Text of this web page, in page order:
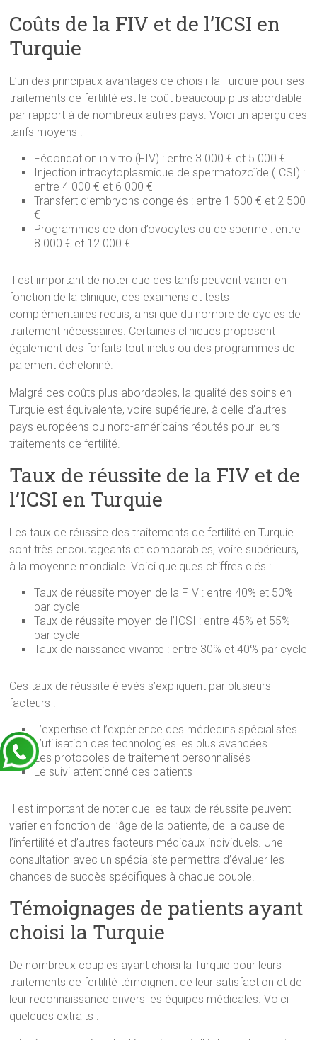
Coûts de la FIV et de l’ICSI en
Turquie
L’un des principaux avantages de choisir la Turquie pour ses
traitements de fertilité est le coût beaucoup plus abordable
par rapport à de nombreux autres pays. Voici un aperçu des
tarifs moyens :
Fécondation in vitro (FIV) : entre 3 000 € et 5 000 €
Injection intracytoplasmique de spermatozoïde (ICSI) :
entre 4 000 € et 6 000 €
Transfert d’embryons congelés : entre 1 500 € et 2 500
€
Programmes de don d’ovocytes ou de sperme : entre
8 000 € et 12 000 €
Il est important de noter que ces tarifs peuvent varier en
fonction de la clinique, des examens et tests
complémentaires requis, ainsi que du nombre de cycles de
traitement nécessaires. Certaines cliniques proposent
également des forfaits tout inclus ou des programmes de
paiement échelonné.
Malgré ces coûts plus abordables, la qualité des soins en
Turquie est équivalente, voire supérieure, à celle d’autres
pays européens ou nord-américains réputés pour leurs
traitements de fertilité.
Taux de réussite de la FIV et de
l’ICSI en Turquie
Les taux de réussite des traitements de fertilité en Turquie
sont très encourageants et comparables, voire supérieurs,
à la moyenne mondiale. Voici quelques chiffres clés :
Taux de réussite moyen de la FIV : entre 40% et 50%
par cycle
Taux de réussite moyen de l’ICSI : entre 45% et 55%
par cycle
Taux de naissance vivante : entre 30% et 40% par cycle
Ces taux de réussite élevés s’expliquent par plusieurs
facteurs :
L’expertise et l’expérience des médecins spécialistes
L’utilisation des technologies les plus avancées
Les protocoles de traitement personnalisés
Le suivi attentionné des patients
Il est important de noter que les taux de réussite peuvent
varier en fonction de l’âge de la patiente, de la cause de
l’infertilité et d’autres facteurs médicaux individuels. Une
consultation avec un spécialiste permettra d’évaluer les
chances de succès spécifiques à chaque couple.
Témoignages de patients ayant
choisi la Turquie
De nombreux couples ayant choisi la Turquie pour leurs
traitements de fertilité témoignent de leur satisfaction et de
leur reconnaissance envers les équipes médicales. Voici
quelques extraits :